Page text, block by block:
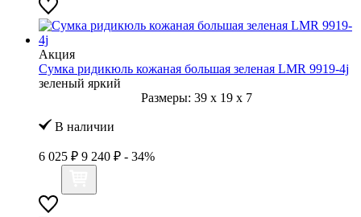
Акция
Сумка ридикюль кожаная большая зеленая LMR 9919-4j
зеленый яркий
Размеры: 39 x 19 x 7
В наличии
6 025 ₽ 9 240 ₽ - 34%